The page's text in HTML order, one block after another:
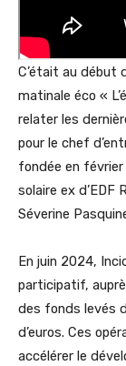
C’était au début
matinale éco «
relater les
pour le chef
fondée en
solaire ex d’EDF
Séverine
En juin 2024,
participatif,
des fonds levés
d’euros. Ces
accélérer le